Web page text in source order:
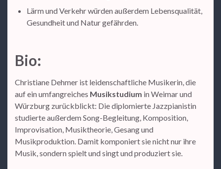
Lärm und Verkehr würden außerdem Lebensqualität,
Gesundheit und Natur gefährden.
Bio:
Christiane Dehmer ist leidenschaftliche Musikerin, die
auf ein umfangreiches Musikstudium in Weimar und
Würzburg zurückblickt: Die diplomierte Jazzpianistin
studierte außerdem Song-Begleitung, Komposition,
Improvisation, Musiktheorie, Gesang und
Musikproduktion. Damit komponiert sie nicht nur ihre
Musik, sondern spielt und singt und produziert sie.